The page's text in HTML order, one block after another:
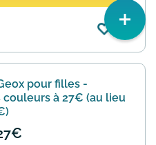
pour filles -
couleurs à 27€ (au lieu